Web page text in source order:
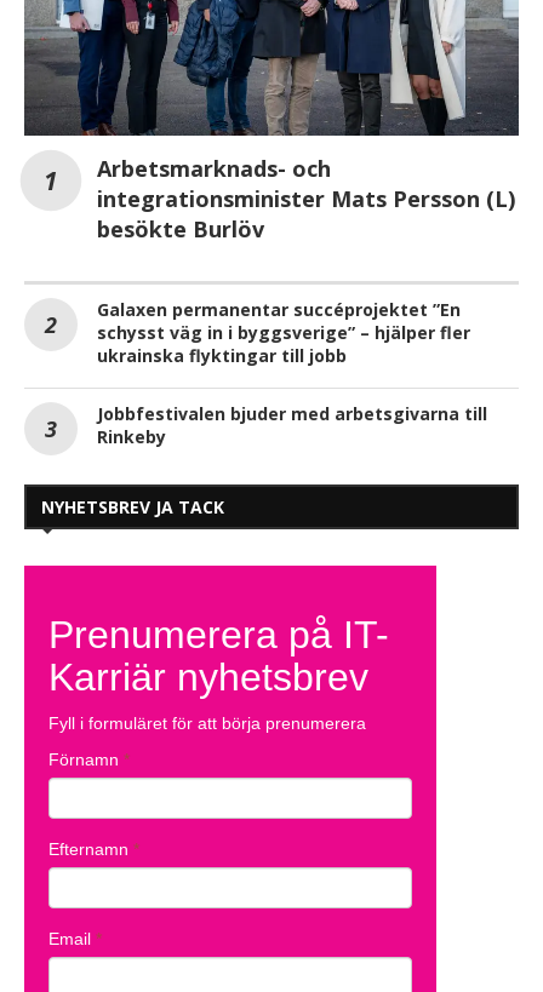
Arbetsmarknads- och
integrationsminister Mats Persson (L)
besökte Burlöv
Galaxen permanentar succéprojektet ”En
schysst väg in i byggsverige” – hjälper fler
ukrainska flyktingar till jobb
Jobbfestivalen bjuder med arbetsgivarna till
Rinkeby
NYHETSBREV JA TACK